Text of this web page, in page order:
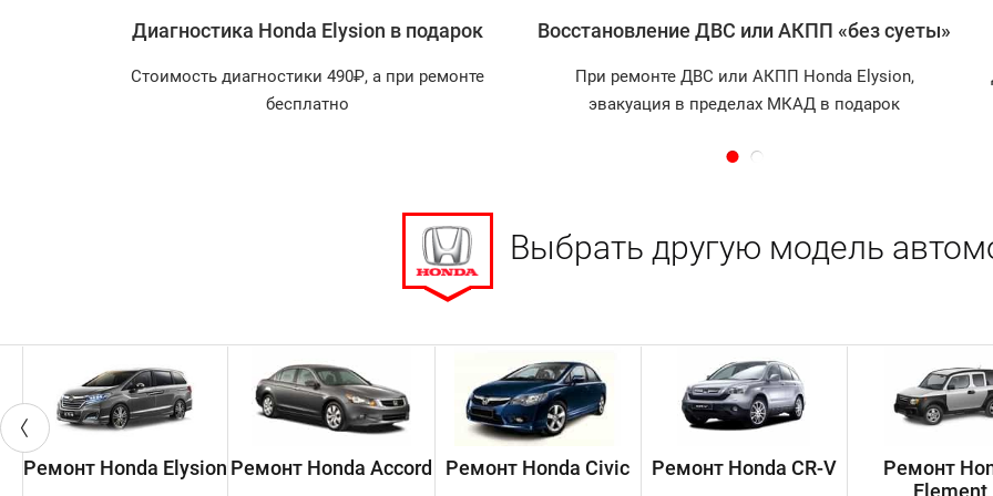
Диагностика Honda Elysion в подарок
Стоимость диагностики 490₽, а при ремонте
бесплатно
Восстановление ДВС или АКПП «без суеты»
При ремонте ДВС или АКПП Honda Elysion,
эвакуация в пределах МКАД в подарок
Выбрать другую модель
Ремонт Honda Elysion Ремонт Honda Accord Ремонт Honda Civic Ремонт Honda CR-V
Ремонт
Element